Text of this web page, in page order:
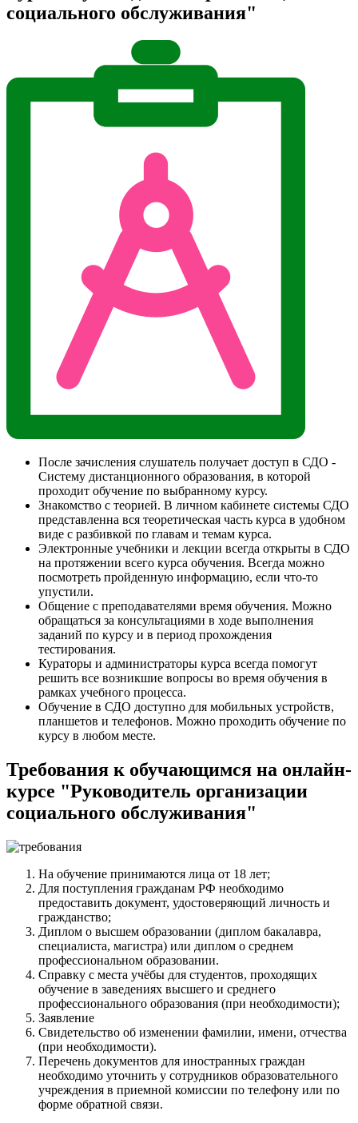
социального обслуживания"
После зачисления слушатель получает доступ в СДО -
Систему дистанционного образования, в которой
проходит обучение по выбранному курсу.
Знакомство с теорией. В личном кабинете системы СДО
представленна вся теоретическая часть курса в удобном
виде с разбивкой по главам и темам курса.
Электронные учебники и лекции всегда открыты в СДО
на протяжении всего курса обучения. Всегда можно
посмотреть пройденную информацию, если что-то
упустили.
Общение с преподавателями время обучения. Можно
обращаться за консультациями в ходе выполнения
заданий по курсу и в период прохождения
тестирования.
Кураторы и администраторы курса всегда помогут
решить все возникшие вопросы во время обучения в
рамках учебного процесса.
Обучение в СДО доступно для мобильных устройств,
планшетов и телефонов. Можно проходить обучение по
курсу в любом месте.
Требования к обучающимся на онлайн-
курсе "Руководитель организации
социального обслуживания"
На обучение принимаются лица от 18 лет;
Для поступления гражданам РФ необходимо
предоставить документ, удостоверяющий личность и
гражданство;
Диплом о высшем образовании (диплом бакалавра,
специалиста, магистра) или диплом о среднем
профессиональном образовании.
Справку с места учёбы для студентов, проходящих
обучение в заведениях высшего и среднего
профессионального образования (при необходимости);
Заявление
Свидетельство об изменении фамилии, имени, отчества
(при необходимости).
Перечень документов для иностранных граждан
необходимо уточнить у сотрудников образовательного
учреждения в приемной комиссии по телефону или по
форме обратной связи.